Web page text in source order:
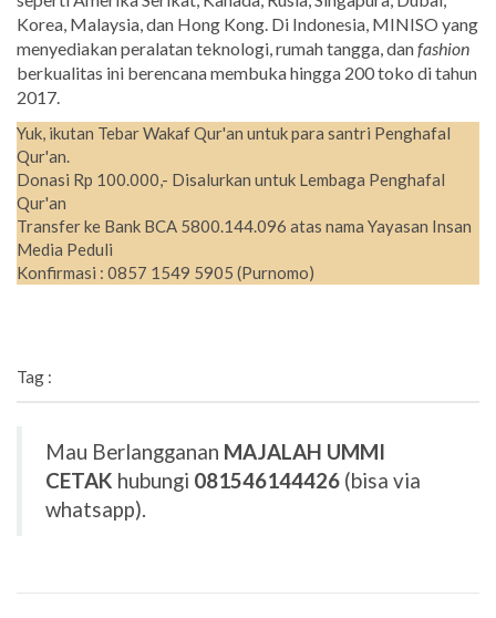
Korea, Malaysia, dan Hong Kong. Di Indonesia, MINISO yang
menyediakan peralatan teknologi, rumah tangga, danfashion
berkualitas ini berencana membuka hingga 200 toko di tahun
2017.
Yuk, ikutan Tebar Wakaf Qur'an untuk para santri Penghafal
Qur'an.
Donasi Rp 100.000,- Disalurkan untuk Lembaga Penghafal
Qur'an
Transfer ke Bank BCA 5800.144.096 atas nama Yayasan Insan
Media Peduli
Konfirmasi : 0857 1549 5905 (Purnomo)
Tag :
Mau Berlangganan MAJALAH UMMI
CETAK hubungi 081546144426 (bisa via
whatsapp).